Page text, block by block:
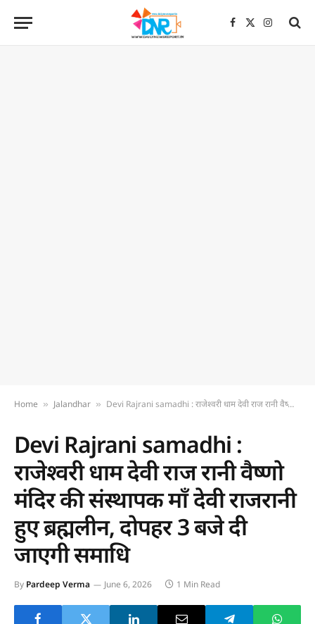
Facebook
X
Home » Jalandhar » Devi Rajrani samadhi : राजेश्वरी धाम देवी राज रानी वैष्णो मंदिर की संस्थापक माँ देवी राजरानी हुए ब्रह्मलीन, दोपहर 3 बजे दी जाएगी समाधि
Devi Rajrani samadhi :
राजेश्वरी धाम देवी राज रानी वैष्णो
मंदिर की संस्थापक माँ देवी राजरानी
हुए ब्रह्मलीन, दोपहर 3 बजे दी
जाएगी समाधि
By Pardeep Verma June 6, 2026 1 Min Read